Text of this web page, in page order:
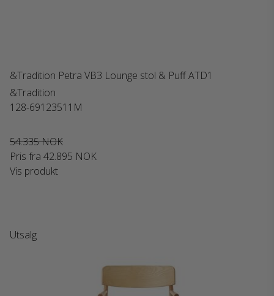
&Tradition Petra VB3 Lounge stol & Puff ATD1
&Tradition
128-69123511M
54.335 NOK
Pris fra 42.895 NOK
Vis produkt
Utsalg